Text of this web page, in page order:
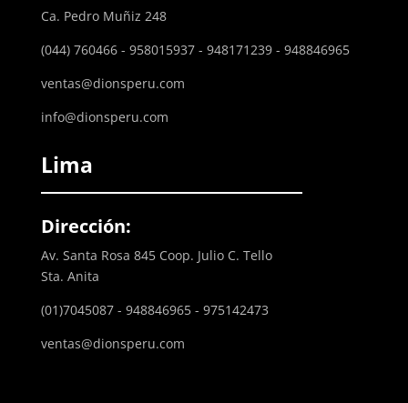
Ca. Pedro Muñiz 248
(044) 760466 - 958015937 - 948171239 - 948846965
ventas@dionsperu.com
info@dionsperu.com
Lima
Dirección:
Av. Santa Rosa 845 Coop. Julio C. Tello
Sta. Anita
(01)7045087 - 948846965 - 975142473
ventas@dionsperu.com